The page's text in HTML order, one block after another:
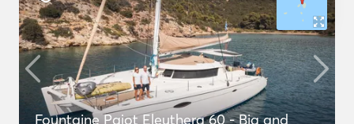
Fountaine Pajot Eleuthera 60 - Big and